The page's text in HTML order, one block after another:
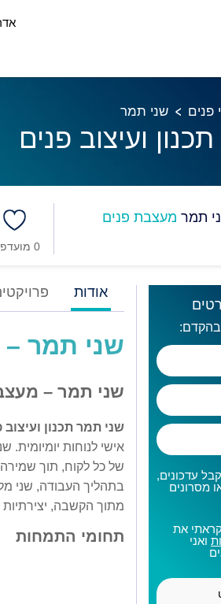
פנים שני תמר
ועיצוב פנים
תמר מעצבת פנים
0 מועדפים
בהקדם:
עדכונים,
מסרונים
את
ואני
אודות
שני תמר –
שני תמר –
שני תמר תכנון ועיצוב
אישי לנוחות יומיומית.
של כל לקוח, תוך שמירה
בתהליך העבודה, שני
מתוך הקשבה,
תחומי התמחות